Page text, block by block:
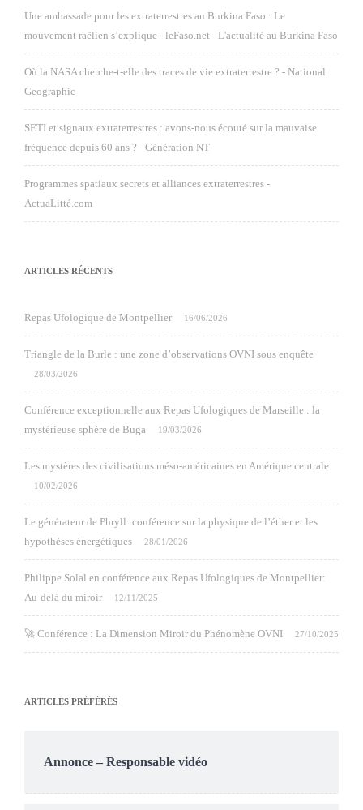
Une ambassade pour les extraterrestres au Burkina Faso : Le
mouvement raëlien s’explique - leFaso.net - L'actualité au Burkina Faso
Où la NASA cherche-t-elle des traces de vie extraterrestre ? - National
Geographic
SETI et signaux extraterrestres : avons-nous écouté sur la mauvaise
fréquence depuis 60 ans ? - Génération NT
Programmes spatiaux secrets et alliances extraterrestres -
ActuaLitté.com
ARTICLES RÉCENTS
Repas Ufologique de Montpellier 16/06/2026
Triangle de la Burle : une zone d’observations OVNI sous enquête
28/03/2026
Conférence exceptionnelle aux Repas Ufologiques de Marseille : la
mystérieuse sphère de Buga
19/03/2026
Les mystères des civilisations méso-américaines en Amérique centrale
10/02/2026
Le générateur de Phryll: conférence sur la physique de l’éther et les
hypothèses énergétiques
28/01/2026
Philippe Solal en conférence aux Repas Ufologiques de Montpellier:
Au-delà du miroir
12/11/2025
🚀 Conférence : La Dimension Miroir du Phénomène OVNI 27/10/2025
ARTICLES PRÉFÉRÉS
Annonce – Responsable vidéo